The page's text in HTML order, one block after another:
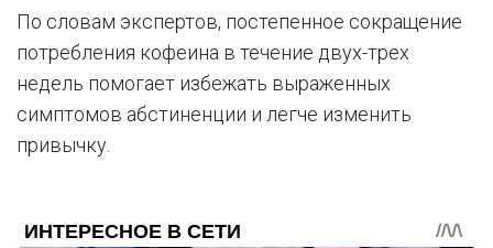
По словам экспертов, постепенное сокращение
потребления кофеина в течение двух-трех
недель помогает избежать выраженных
симптомов абстиненции и легче изменить
привычку.